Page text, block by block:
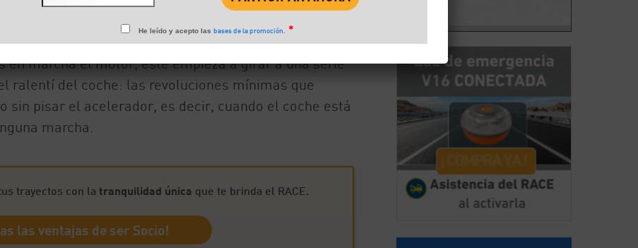
Compartir: Facebook
TwitterWhatsApp
en marcha el motor, éste empieza a girar a una serie
ralentí del coche: las revoluciones mínimas que
sin pisar el acelerador, es decir, cuando el coche está
marcha.
trayectos con latranquilidad única que te brinda el RACE.
las ventajas de ser Socio!
He leído y acepto lasbases de la promoción. *